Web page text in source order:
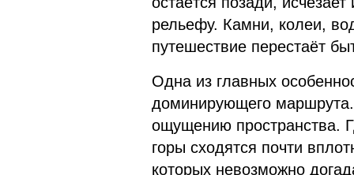
рельефу. Камни, колеи,
путешествие перестаёт
Одна из главных
доминирующего
ощущению пространства.
горы сходятся почти
которых невозможно